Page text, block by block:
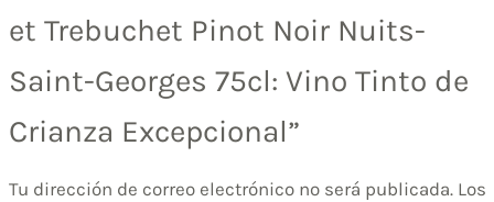
et Trebuchet Pinot Noir Nuits-
Saint-Georges 75cl: Vino Tinto de
Crianza Excepcional”
Tu dirección de correo electrónico no será publicada. Los